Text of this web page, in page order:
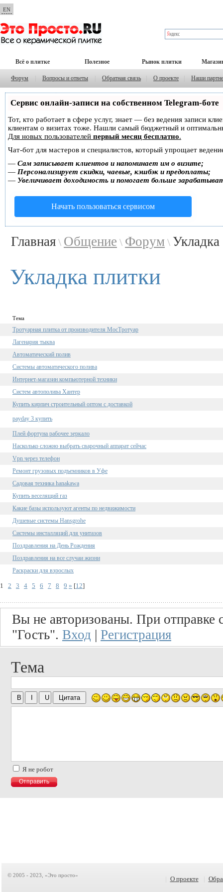
EN
Всё о плитке Полезное Рынок плитки
Форум Вопросы и ответы Обратная связь О проекте Наши
Сервис онлайн-записи на собственном Telegram-боте
Тот, кто работает в сфере услуг, знает — без ведения записи
клиентам о визитах тоже. Нашли самый бюджетный и
Для новых пользователей первый месяц бесплатно.
Чат-бот для мастеров и специалистов, который упрощает
— Сам записывает клиентов и напоминает им о визите;
— Персонализирует скидки, чаевые, кэшбэк и предоплаты;
— Увеличивает доходимость и помогает больше
Начать пользоваться сервисом
Главная \ Общение \ Форум \
Укладка плитки
Тема
Тротуарная плитка от производителя МосТротуар
Лагенария тыква
Автоматический полив
Системы автоматического полива
Интернет-магазин компьютерной техники
Систем автополива Хантер
Купить кирпич строительный оптом с доставкой
payday 3 купить
Плей фортуна рабочее зеркало
Насколько сложно выбрать сварочный аппарат сейчас
Vpn через телефон
Ремонт грузовых подъемников в Уфе
Садовая техника hanakawa
Купить веселящий газ
Какие базы используют агенты по недвижимости
Душевые системы Hansgrohe
Системы инсталляций для унитазов
Поздравления на День Рождения
Поздравления на все случаи жизни
Раскраски для взрослых
1 2 3 4 5 6 7 8 9 » [12]
Вы не авторизованы. При отправке
"Гость". Вход | Регистрация
Тема
Я не робот
© 2005 - 2023, «Это просто» О проекте